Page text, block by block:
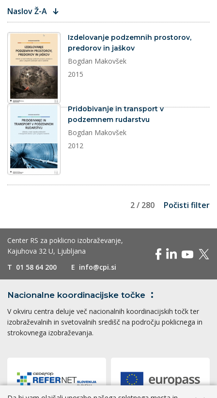
Naslov Ž-A
dokument
Izdelovanje podzemnih prostorov,
predorov in jaškov
Bogdan Makovšek
2015
dokument
Pridobivanje in transport v
podzemnem rudarstvu
Bogdan Makovšek
2012
2 / 280 Počisti filter
Center RS za poklicno izobraževanje,
Kajuhova 32 U, Ljubljana
T 01 58 64 200 E info@cpi.si
Nacionalne koordinacijske točke
V okviru centra deluje več nacionalnih koordinacijskih točk ter
izobraževalnih in svetovalnih središč na področju poklicnega in
strokovnega izobraževanja.